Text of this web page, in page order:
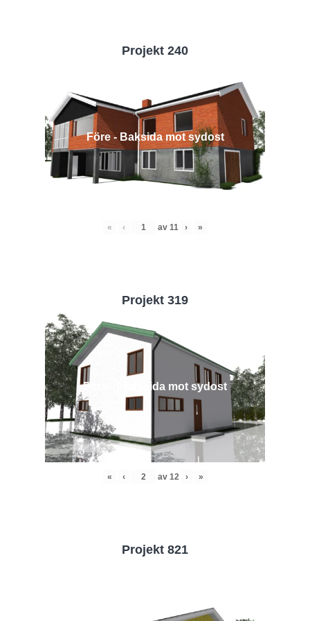
Projekt 240
Före - Baksida mot sydost
« ‹ av 11 › »
Projekt 319
Före - Framsida mot sydost
« ‹ av 12 › »
Projekt 821